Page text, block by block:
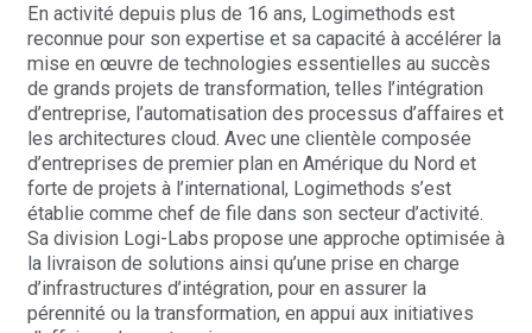
En activité depuis plus de 16 ans, Logimethods est
reconnue pour son expertise et sa capacité à accélérer la
mise en œuvre de technologies essentielles au succès
de grands projets de transformation, telles l’intégration
d’entreprise, l’automatisation des processus d’affaires et
les architectures cloud. Avec une clientèle composée
d’entreprises de premier plan en Amérique du Nord et
forte de projets à l’international, Logimethods s’est
établie comme chef de file dans son secteur d’activité.
Sa division Logi-Labs propose une approche optimisée à
la livraison de solutions ainsi qu’une prise en charge
d’infrastructures d’intégration, pour en assurer la
pérennité ou la transformation, en appui aux initiatives